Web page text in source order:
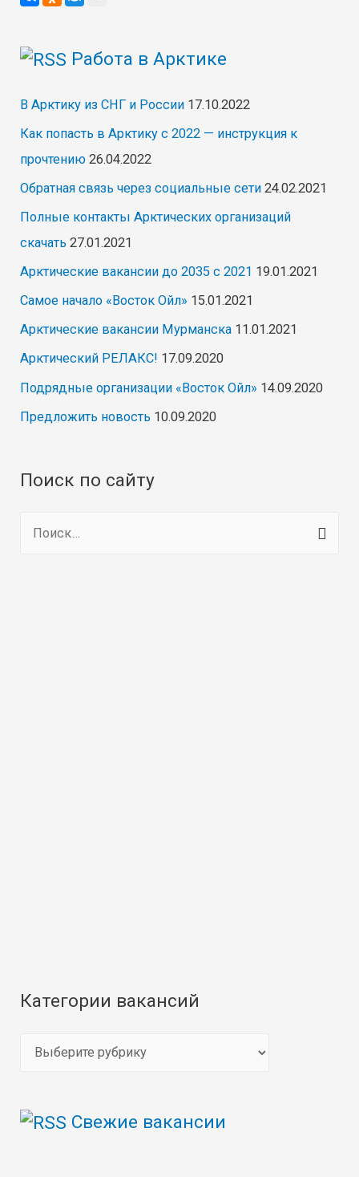
Работа в Арктике
В Арктику из СНГ и России 17.10.2022
Как попасть в Арктику с 2022 — инструкция к
прочтению 26.04.2022
Обратная связь через социальные сети 24.02.2021
Полные контакты Арктических организаций
скачать 27.01.2021
Арктические вакансии до 2035 с 2021 19.01.2021
Самое начало «Восток Ойл» 15.01.2021
Арктические вакансии Мурманска 11.01.2021
Арктический РЕЛАКС! 17.09.2020
Подрядные организации «Восток Ойл» 14.09.2020
Предложить новость 10.09.2020
Поиск по сайту
Категории вакансий
е
Свежие вакансии